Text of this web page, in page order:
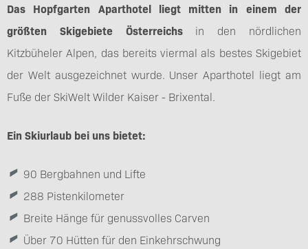
Das Hopfgarten Aparthotel liegt mitten in einem der
größten Skigebiete Österreichs in den nördlichen
Kitzbüheler Alpen, das bereits viermal als bestes Skigebiet
der Welt ausgezeichnet wurde. Unser Aparthotel liegt am
Fuße der SkiWelt Wilder Kaiser - Brixental.
Ein Skiurlaub bei uns bietet:
90 Bergbahnen und Lifte
288 Pistenkilometer
Breite Hänge für genussvolles Carven
Über 70 Hütten für den Einkehrschwung